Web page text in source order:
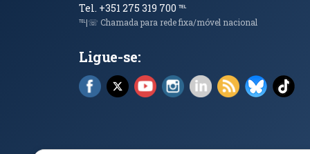
Tel. +351 275 319 700 ℡
℡|☏ Chamada para rede fixa/móvel nacional
Ligue-se:
Facebook (abre em nova janela)
X (abre em nova janela)
YouTube (abre em nova janela)
Instagram (abre em nova
LinkedIn (abre em
RSS (abre em
Bluesky